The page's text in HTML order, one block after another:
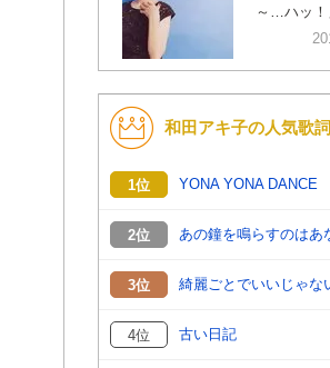
～…ハッ！
和田アキ子の人気歌
1位 YONA YONA DANCE
2位 あの鐘を鳴らすのはあ
3位 綺麗ごとでいいじゃな
4位 古い日記